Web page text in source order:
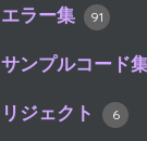
エラー集 91
サンプルコード
リジェクト 6